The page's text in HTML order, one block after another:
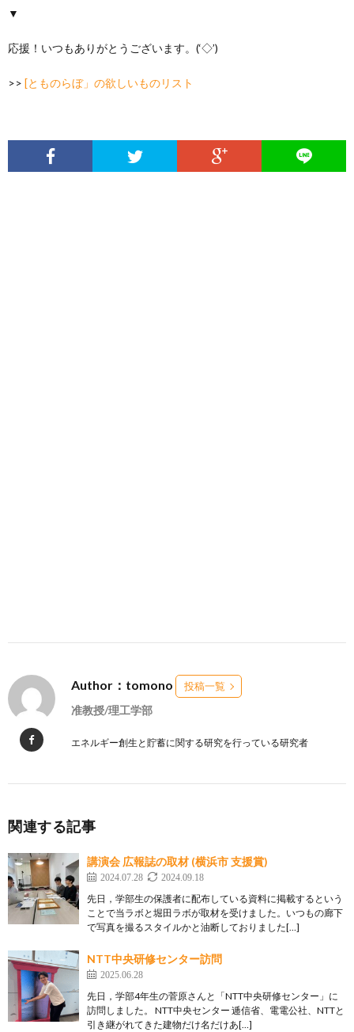
▼
応援！いつもありがとうございます。(‘◇’)ゞ
>> [とものらぼ」の欲しいものリスト
Author：tomono 投稿一覧
准教授/理工学部
エネルギー創生と貯蓄に関する研究を行っている研究者
関連する記事
講演会 広報誌の取材 (横浜市 支援賞)
2024.07.28 2024.09.18
先日，学部生の保護者に配布している資料に掲載するという
ことで当ラボと堀田ラボが取材を受けました。いつもの廊下
で写真を撮るスタイルかと油断しておりました[…]
NTT中央研修センター訪問
2025.06.28
先日，学部4年生の菅原さんと「NTT中央研修センター」に
訪問しました。 NTT中央センター 逓信省、電電公社、NTTと
引き継がれてきた建物だけ名だけあ[…]